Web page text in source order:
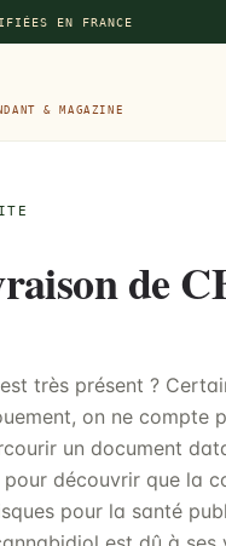
EN FRANCE
& MAGAZINE
de
très présent ?
on ne compte
un document
découvrir que la
pour la santé